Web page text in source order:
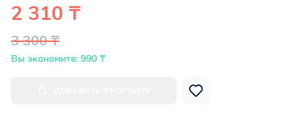
2 310 ₸
3 300 ₸
Вы экономите: 990 ₸